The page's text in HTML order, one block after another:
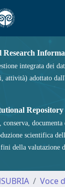
integrata dei
attività) adottato
conserva, documenta
scientifica
della valutazione
Voce